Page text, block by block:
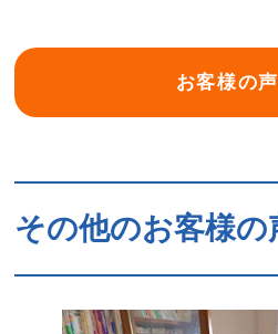
お客様の
その他のお客様の